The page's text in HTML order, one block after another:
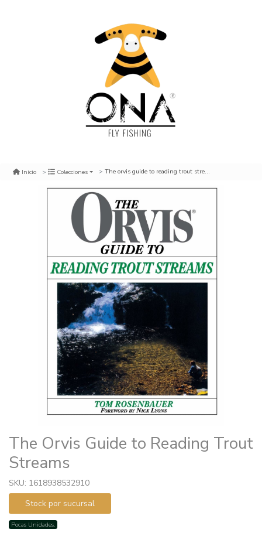
Inicio Colecciones The orvis guide to reading trout streams
The Orvis Guide to Reading Trout
Streams
SKU: 1618938532910
Stock por sucursal
Pocas Unidades.